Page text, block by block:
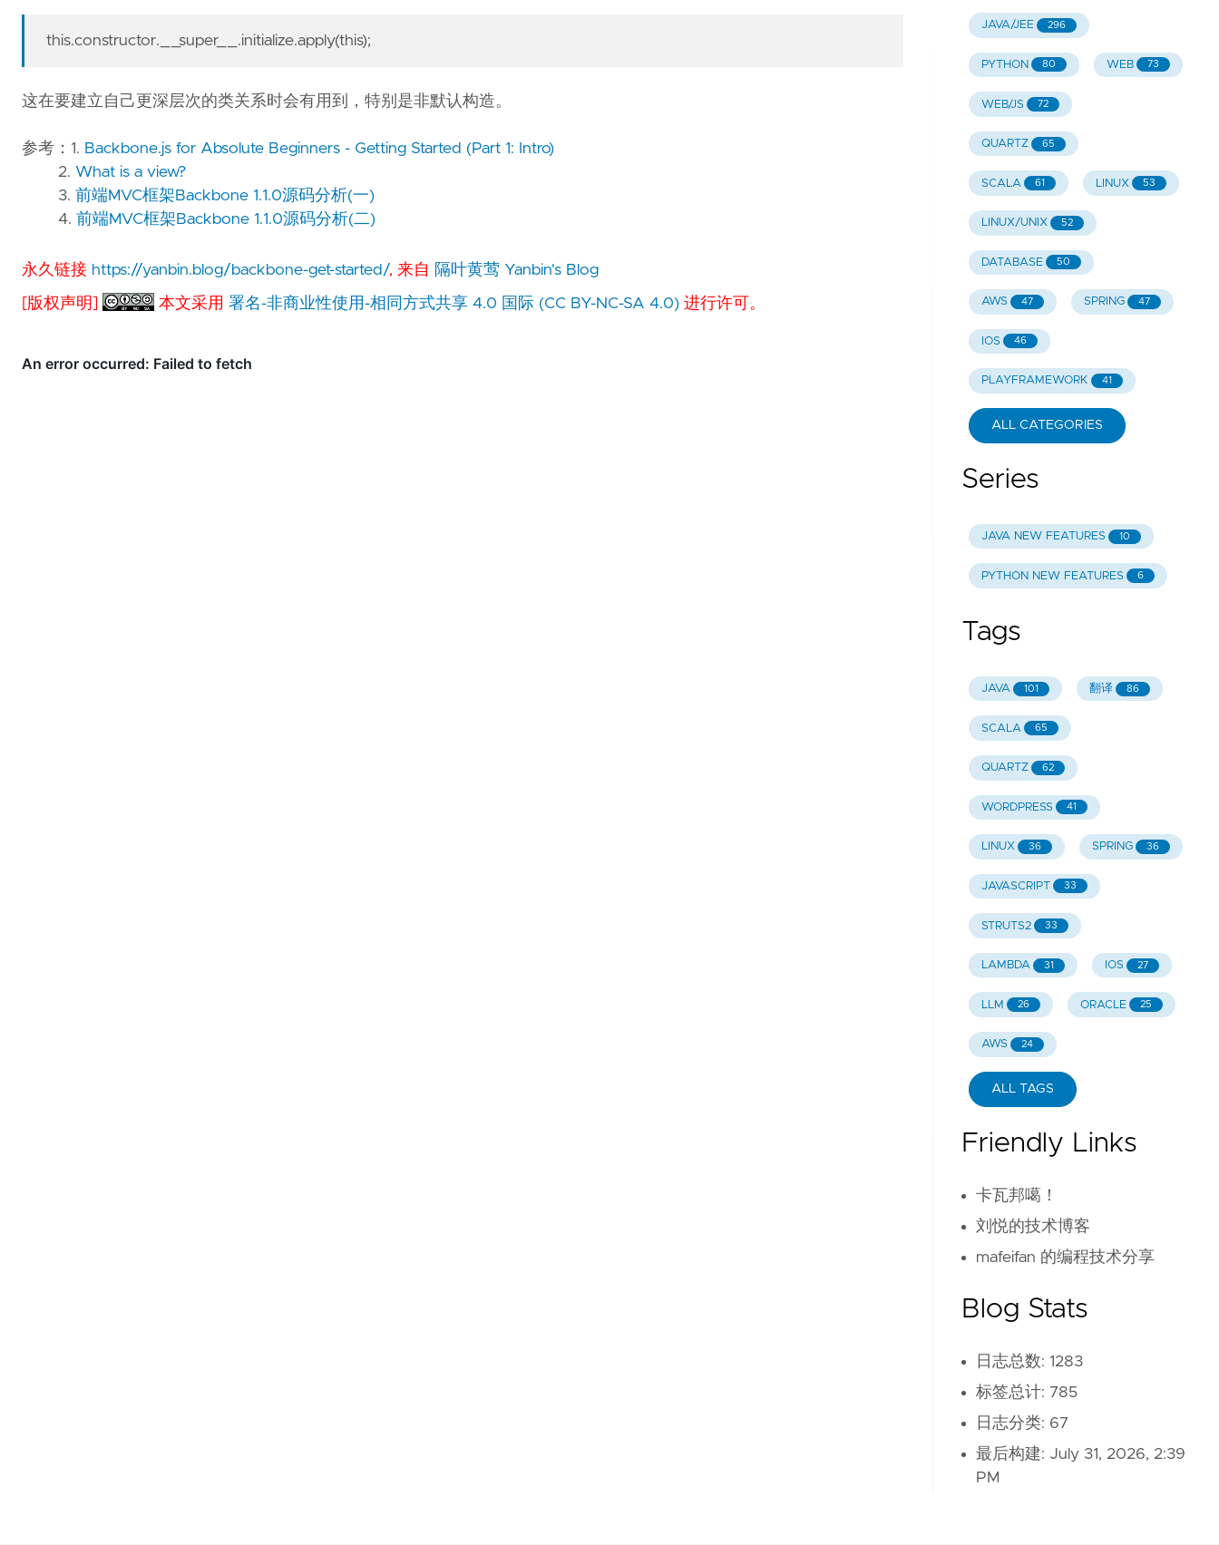
this.constructor.__super__.initialize.apply(this);
这在要建立自己更深层次的类关系时会有用到，特别是非默认构造。
参考：1. Backbone.js for Absolute Beginners - Getting Started (Part 1: Intro)
2. What is a view?
3. 前端MVC框架Backbone 1.1.0源码分析(一)
4. 前端MVC框架Backbone 1.1.0源码分析(二)
永久链接 https://yanbin.blog/backbone-get-started/, 来自 隔叶黄莺 Yanbin's Blog
[版权声明] 本文采用署名-非商业性使用-相同方式共享 4.0 国际 (CC BY-NC-SA 4.0) 进行许可。
JAVA/JEE 296
PYTHON 80 WEB 73
WEB/JS 72
QUARTZ 65
SCALA 61 LINUX 53
LINUX/UNIX 52
DATABASE 50
AWS 47 SPRING 47
IOS 46
PLAYFRAMEWORK 41
ALL CATEGORIES
Series
JAVA NEW FEATURES 10
PYTHON NEW FEATURES 6
Tags
JAVA 101 翻译 86
SCALA 65
QUARTZ 62
WORDPRESS 41
LINUX 36 SPRING 36
JAVASCRIPT 33
STRUTS2 33
LAMBDA 31 IOS 27
LLM 26 ORACLE 25
AWS 24
ALL TAGS
Friendly Links
卡瓦邦噶！
刘悦的技术博客
mafeifan 的编程技术分享
Blog Stats
日志总数: 1283
标签总计: 785
日志分类: 67
最后构建: July 31, 2026, 2:39
PM